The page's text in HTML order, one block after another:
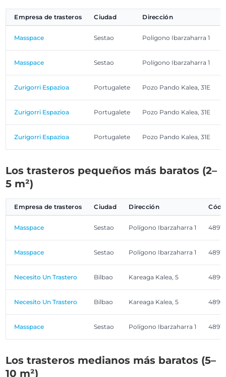
Empresa de trasteros Ciudad Dirección
Masspace Sestao Polígono Ibarzaharra 1
Masspace Sestao Polígono Ibarzaharra 1
Zurigorri Espazioa Portugalete Pozo Pando Kalea, 31E
Zurigorri Espazioa Portugalete Pozo Pando Kalea, 31E
Zurigorri Espazioa Portugalete Pozo Pando Kalea, 31E
Los trasteros pequeños más baratos (2–
5 m²)
Empresa de trasteros Ciudad Dirección
Masspace Sestao Polígono Ibarzaharra 1 48910
Masspace Sestao Polígono Ibarzaharra 1 48910
Necesito Un Trastero Bilbao Kareaga Kalea, 5
Necesito Un Trastero Bilbao Kareaga Kalea, 5
Masspace Sestao Polígono Ibarzaharra 1 48910
Los trasteros medianos más baratos (5–
10 m²)